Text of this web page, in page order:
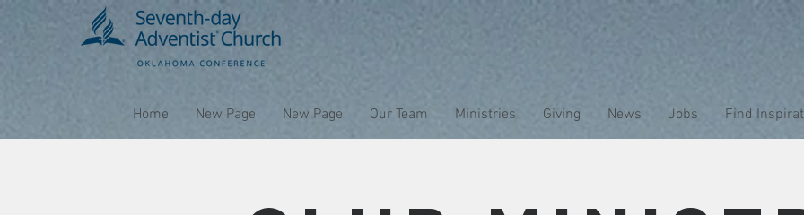
Home New Page New Page Our Team Ministries Giving News Jobs Find